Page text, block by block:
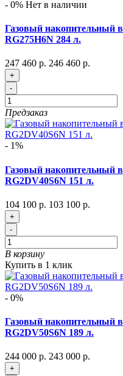
- 0% Нет в наличии
Газовый накопительный
RG275H6N 284 л.
247 460 р. 246 460 р.
+
-
Предзаказ
- 1%
Газовый накопительный
RG2DV40S6N 151 л.
104 100 р. 103 100 р.
+
-
В корзину
Купить в 1 клик
- 0%
Газовый накопительный
RG2DV50S6N 189 л.
244 000 р. 243 000 р.
+